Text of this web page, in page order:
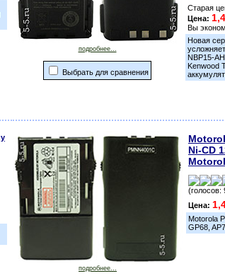
подробнее...
Выбрать для сравнения
Старая
Цена:
Вы
Новая
NBP15-
Kenwood
подробнее...
Ni-CD
(голосов:
Цена:
Motorola
GP68,